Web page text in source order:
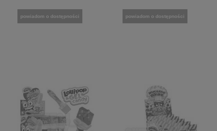
powiadom o dostępności powiadom o dostępności